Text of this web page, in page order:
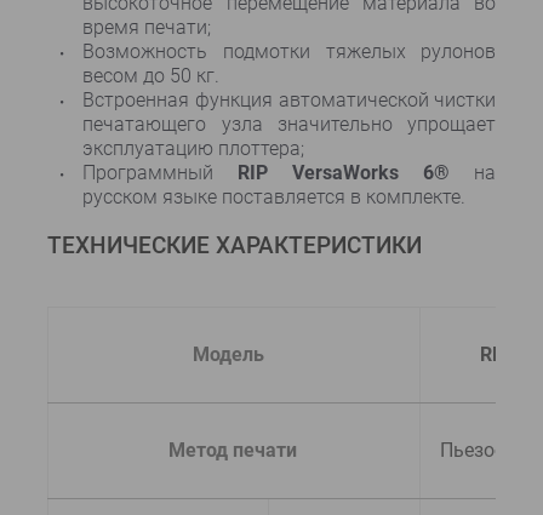
время печати;
Возможность подмотки тяжелых рулонов
весом до 50 кг.
Встроенная функция автоматической чистки
печатающего узла значительно упрощает
эксплуатацию плоттера;
Программный RIP VersaWorks 6® на
русском языке поставляется в комплекте.
ТЕХНИЧЕСКИЕ ХАРАКТЕРИСТИКИ
Модель RF-640
Метод печати